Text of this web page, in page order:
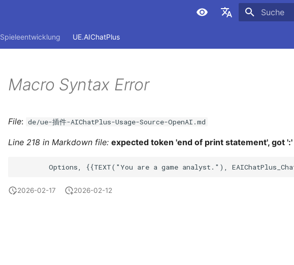
Français
العربية
Spieleentwicklung UE.AIChatPlus
Macro Syntax Error
File: de/ue-插件-AIChatPlus-Usage-Source-OpenAI.md
Line 218 in Markdown file: expected token 'end of print statement', got ':'
2026-02-17 2026-02-12